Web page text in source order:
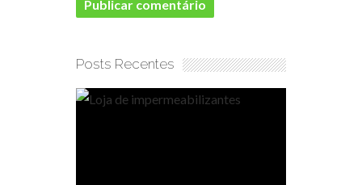
Posts Recentes